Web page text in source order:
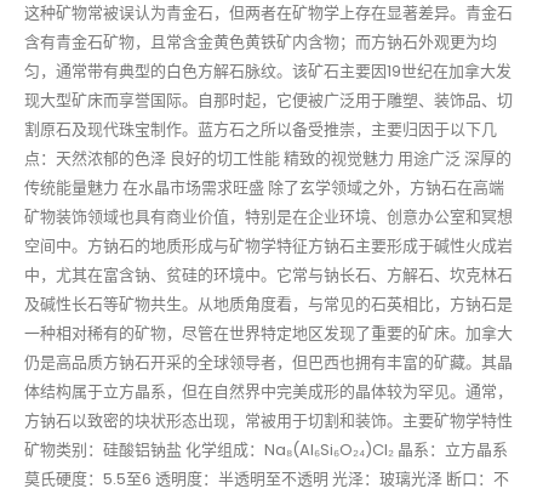
这种矿物常被误认为青金石，但两者在矿物学上存在显著差异。青金石
含有青金石矿物，且常含金黄色黄铁矿内含物；而方钠石外观更为均
匀，通常带有典型的白色方解石脉纹。该矿石主要因19世纪在加拿大发
现大型矿床而享誉国际。自那时起，它便被广泛用于雕塑、装饰品、切
割原石及现代珠宝制作。蓝方石之所以备受推崇，主要归因于以下几
点：天然浓郁的色泽 良好的切工性能 精致的视觉魅力 用途广泛 深厚的
传统能量魅力 在水晶市场需求旺盛 除了玄学领域之外，方钠石在高端
矿物装饰领域也具有商业价值，特别是在企业环境、创意办公室和冥想
空间中。方钠石的地质形成与矿物学特征方钠石主要形成于碱性火成岩
中，尤其在富含钠、贫硅的环境中。它常与钠长石、方解石、坎克林石
及碱性长石等矿物共生。从地质角度看，与常见的石英相比，方钠石是
一种相对稀有的矿物，尽管在世界特定地区发现了重要的矿床。加拿大
仍是高品质方钠石开采的全球领导者，但巴西也拥有丰富的矿藏。其晶
体结构属于立方晶系，但在自然界中完美成形的晶体较为罕见。通常，
方钠石以致密的块状形态出现，常被用于切割和装饰。主要矿物学特性
矿物类别：硅酸铝钠盐 化学组成：Na₈(Al₆Si₆O₂₄)Cl₂ 晶系：立方晶系
莫氏硬度：5.5至6 透明度：半透明至不透明 光泽：玻璃光泽 断口：不